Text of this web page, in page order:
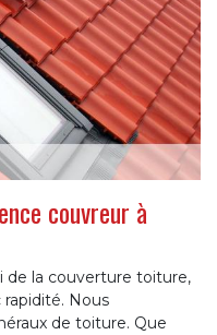
couvreur à
de la couverture toiture,
Nous
de toiture. Que